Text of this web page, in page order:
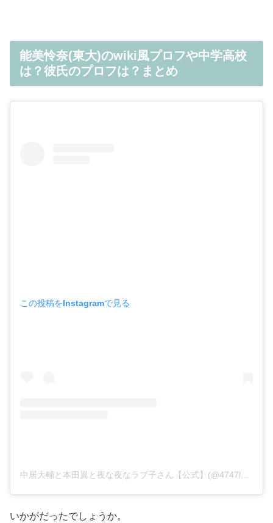
能美怜奈(東大)のwiki風プロフや中学高校
は？彼氏のプロフは？まとめ
この投稿をInstagramで見る
いかがだったでしょうか。